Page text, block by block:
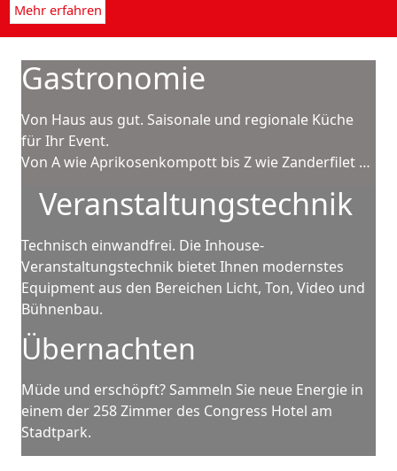
Mehr erfahren
Gastro­nomie
Von Haus aus gut. Saisonale und regionale Küche
für Ihr Event.
Von A wie Aprikosenkompott bis Z wie Zanderfilet …
Veranstaltungs­technik
Technisch einwandfrei. Die Inhouse-
Veranstaltungstechnik bietet Ihnen modernstes
Equipment aus den Bereichen Licht, Ton, Video und
Bühnenbau.
Über­nachten
Müde und erschöpft? Sammeln Sie neue Energie in
einem der 258 Zimmer des Congress Hotel am
Stadtpark.